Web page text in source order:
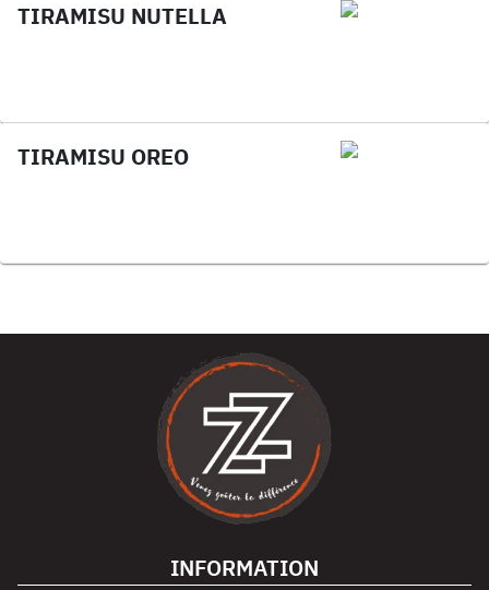
TIRAMISU NUTELLA
TIRAMISU OREO
INFORMATION